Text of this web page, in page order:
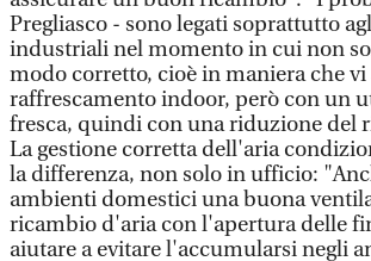
Pregliasco - sono legati soprattutto
industriali nel momento in cui non
modo corretto, cioè in maniera che
raffrescamento indoor, però con un
fresca, quindi con una riduzione del
La gestione corretta dell'aria
la differenza, non solo in ufficio:
ambienti domestici una buona
ricambio d'aria con l'apertura delle
aiutare a evitare l'accumularsi negli